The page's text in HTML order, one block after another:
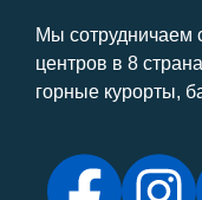
Мы сотрудничаем
центров в 8
горные курорты,